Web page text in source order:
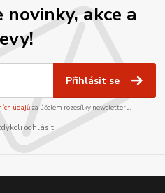
akce a
Přihlásit se
údajůza účelem rozesílky newsletteru.
odhlásit.